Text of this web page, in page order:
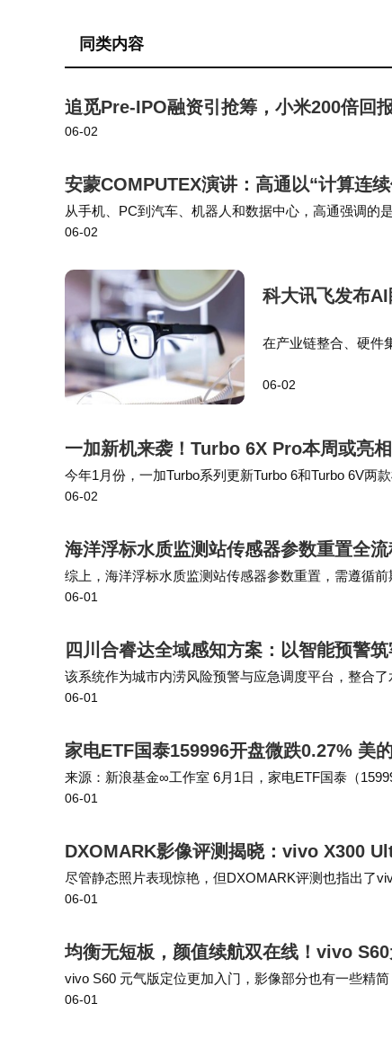
数据冲突。这些案例验证了设备在复杂电磁环
针对风电行业特殊需求，鼎讯信通特别
重操作，在强光环境下仍能清晰显示测试数
中连续工作20000小时无故障。目前，该设
散式风电项目，成为保障通信质量、降低运维
同类内容
追觅Pre-IPO融资引抢筹，小米200倍回
06-02
安蒙COMPUTEX演讲：高通以“计算连
从手机、PC到汽车、机器人和数据中心，高通强调的
节点之中。 过去的十几年里，移动互联网让手机成为
06-02
科大讯飞发布
在产业链整合、硬件
备波导镜片、微型显
06-02
一加新机来袭！Turbo 6X Pro本周或亮
今年1月份，一加Turbo系列更新Turbo 6和Turbo 6V两
爆料达人数码闲聊站称一加Turbo 6X Pro本周见，…
06-02
海洋浮标水质监测站传感器参数重置全
综上，海洋浮标水质监测站传感器参数重置，需遵循
态化落实参数重置与校准运维工作，能够持续保障海
06-01
四川合睿达全域感知方案：以智能预警
该系统作为城市内涝风险预警与应急调度平台，整合
布的全流程自动化。后期则可以与排水管网监测、气
06-01
家电ETF国泰159996开盘微跌0.27% 美
来源：新浪基金∞工作室 6月1日，家电ETF国泰（
美的集团开盘跌0.66%，格力电器跌0.69%，三花智控
06-01
DXOMARK影像评测揭晓：vivo X300
尽管静态照片表现惊艳，但DXOMARK评测也指出了
其动态范围相对有限；在低光环境下噪点有所增加，
06-01
均衡无短板，颜值续航双在线！vivo
vivo S60 元气版定位更加入门，影像部分也有一些精
镜头同标准版完全一致，5000万像素的主摄拥有F/
06-01